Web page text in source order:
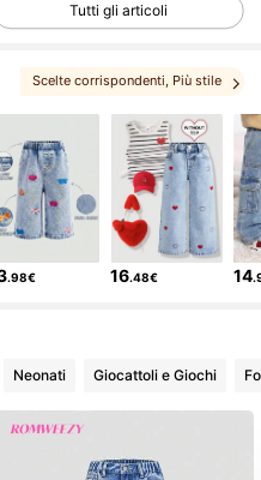
Tutti gli articoli
Scelte corrispondenti, Più stile
.98€ 16.48€ 14
Neonati Giocattoli e Giochi